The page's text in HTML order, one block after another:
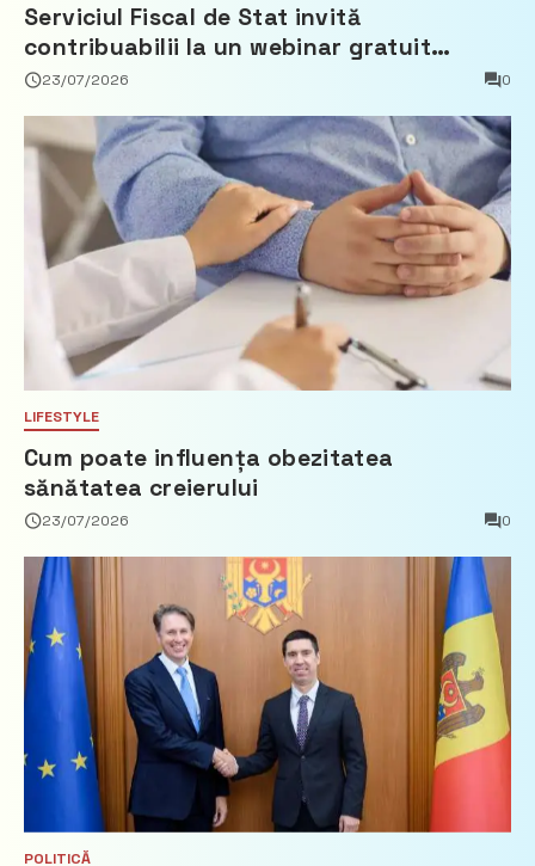
Serviciul Fiscal de Stat invită
contribuabilii la un webinar gratuit
privind calculul impozitului pe bunurile
23/07/2026 0
LIFESTYLE
Cum poate influența obezitatea
sănătatea creierului
23/07/2026 0
POLITICĂ